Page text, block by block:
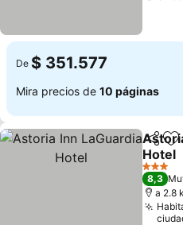
De $ 351.577
Mira precios de 10 páginas
Hotel
Ver
3 Estrellas
8,3
a 2.8